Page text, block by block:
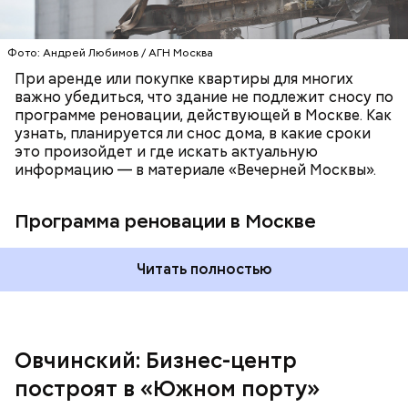
Фото: Андрей Любимов / АГН Москва
При аренде или покупке квартиры для многих
важно убедиться, что здание не подлежит сносу по
программе реновации, действующей в Москве. Как
узнать, планируется ли снос дома, в какие сроки
это произойдет и где искать актуальную
информацию — в материале «Вечерней Москвы».
Программа реновации в Москве
Читать полностью
Овчинский: Бизнес-центр
построят в «Южном порту»
Архитектурные решения для делового комплекса
разработало бюро Ariada. Его высота составит 45
вестибюли, магазины и рестораны. Кроме того, в
бизнес-центре предусмотрен паркинг.
Для отделки фасада и цоколя специалисты
используют стеклянные и металлические панели в
сочетании с решетками в технических зонах. Для
остекления предусмотрены энергосберегающие
двухкамерные стеклопакеты.